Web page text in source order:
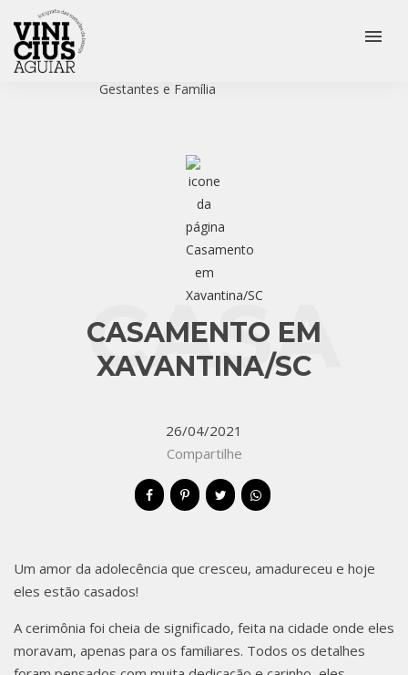
menu
Gestantes e Família
CASAMENTO EM
XAVANTINA/SC
CASA
MENT
O EM
26/04/2021
Compartilhe
Um amor da adolecência que cresceu, amadureceu e hoje
eles estão casados!
A cerimônia foi cheia de significado, feita na cidade onde eles
moravam, apenas para os familiares. Todos os detalhes